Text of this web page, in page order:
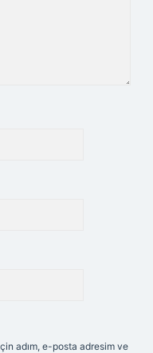
adım, e-posta adresim ve